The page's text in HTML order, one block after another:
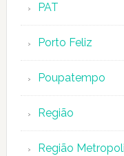
PAT
Porto Feliz
Poupatempo
Região
Região